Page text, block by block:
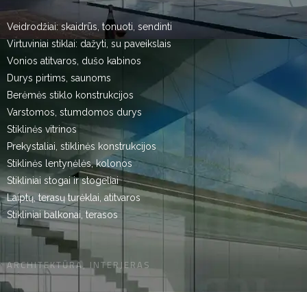
Veidrodžiai: skaidrūs, tonuoti, sendinti
Virtuviniai stiklai: dažyti, su paveikslais
Vonios atitvaros, dušo kabinos
Durys pirtims, saunoms
Berėmės stiklo konstrukcijos
Varstomos, stumdomos durys
Stiklinės vitrinos
Prekystaliai, stiklinės konstrukcijos
Stiklinės lentynėlės, kolonos
Stikliniai stogai ir stogeliai
Laiptų, terasų turėklai, atitvaros
Stikliniai balkonai, terasos
ARCHITEKTŪRA, INTERJERAS